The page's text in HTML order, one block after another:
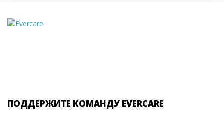
ПОДДЕРЖИТЕ КОМАНДУ EVERCARE